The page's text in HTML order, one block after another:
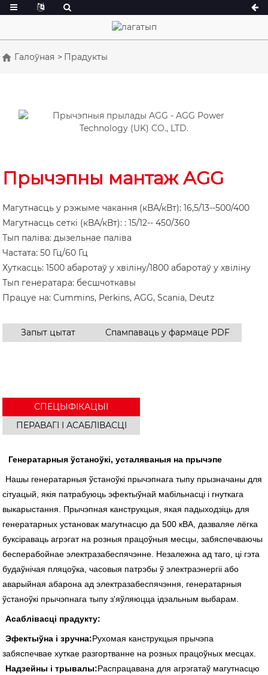
Галоўная Прадукты
Прычэпны мантаж AGG
Магутнасць у рэжыме чакання (кВА/кВт): 16,5/13--500/400
Магутнасць сеткі (кВА/кВт): : 15/12-- 450/360
Тып паліва: дызельнае паліва
Частата: 50 Гц/60 Гц
Хуткасць: 1500 абаротаў у хвіліну/1800 абаротаў у хвіліну
Тып генератара: бесшчоткавы
Працуе на: Cummins, Perkins, AGG, Scania, Deutz
Запыт цытат Спампаваць у фармаце PDF
СПЕЦЫФІКАЦЫІ
ПЕРАВАГІ І АСАБЛІВАСЦІ
Генератарныя ўстаноўкі, усталяваныя на прычэпе
Нашы генератарныя ўстаноўкі прычэпнага тыпу прызначаны для
сітуацый, якія патрабуюць эфектыўнай мабільнасці і гнуткага
выкарыстання. Прычэпная канструкцыя, якая падыходзіць для
генератарных установак магутнасцю да 500 кВА, дазваляе лёгка
буксіраваць агрэгат на розныя працоўныя месцы, забяспечваючы
бесперабойнае электразабеспячэнне. Незалежна ад таго, ці гэта
будаўнічая пляцоўка, часовыя патрэбы ў электраэнергіі або
аварыйная абарона ад электразабеспячэння, генератарныя
ўстаноўкі прычэпнага тыпу з'яўляюцца ідэальным выбарам.
Асаблівасці прадукту:
Эфектыўна і зручна:Рухомая канструкцыя прычэпа
забяспечвае хуткае разгортванне на розных працоўных месцах.
Надзейны і трывалы:Распрацавана для агрэгатаў магутнасцю
Серыя P 10-220 кВА
Серыя V 94-285 кВА
Серыя P 250-
Серыя V 350-